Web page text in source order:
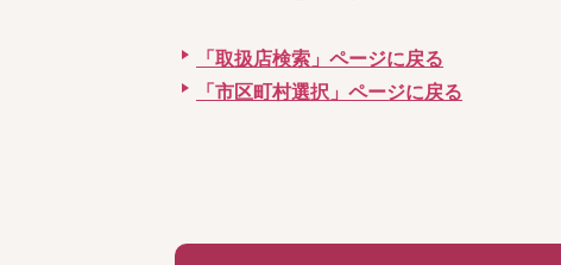
「取扱店検索」ページに戻る
「市区町村選択」ページに戻る